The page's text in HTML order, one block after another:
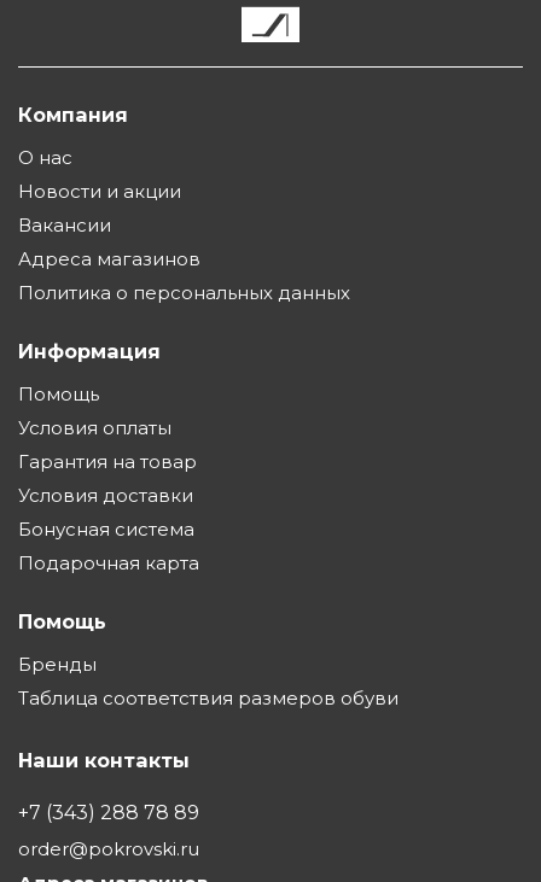
Компания
О нас
Новости и акции
Вакансии
Адреса магазинов
Политика о персональных данных
Информация
Помощь
Условия оплаты
Гарантия на товар
Условия доставки
Бонусная система
Подарочная карта
Помощь
Бренды
Таблица соответствия размеров обуви
Наши контакты
+7 (343) 288 78 89
order@pokrovski.ru